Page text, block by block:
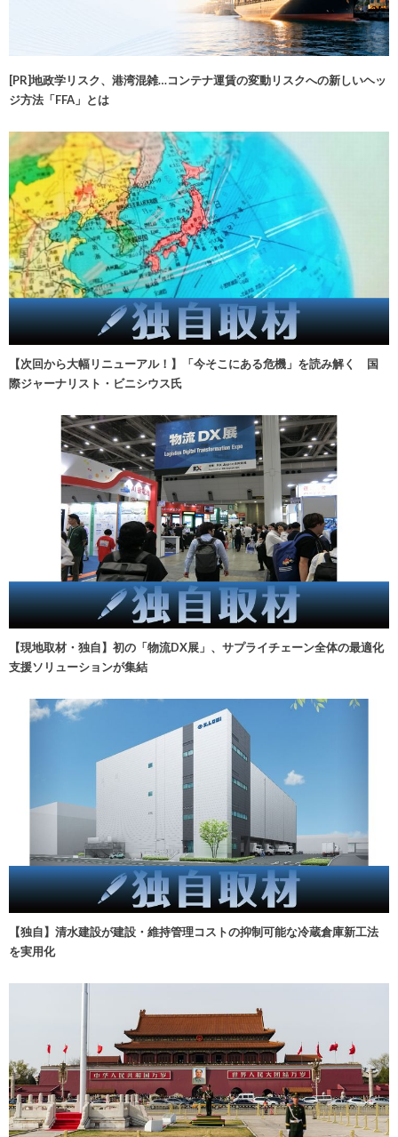
[PR]地政学リスク、港湾混雑…コンテナ運賃の変動リスクへの新しいヘッ
ジ方法「FFA」とは
【次回から大幅リニューアル！】「今そこにある危機」を読み解く 国
際ジャーナリスト・ビニシウス氏
【現地取材・独自】初の「物流DX展」、サプライチェーン全体の最適化
支援ソリューションが集結
【独自】清水建設が建設・維持管理コストの抑制可能な冷蔵倉庫新工法
を実用化